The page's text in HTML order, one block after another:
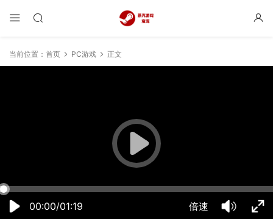
当前位置： 首页 PC游戏 正文
00:00/01:19 倍速
50% 75% 100%